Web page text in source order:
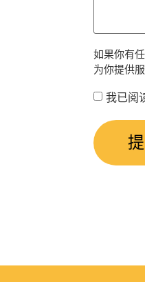
如果你有
为你提供服
授
同
意
我已阅